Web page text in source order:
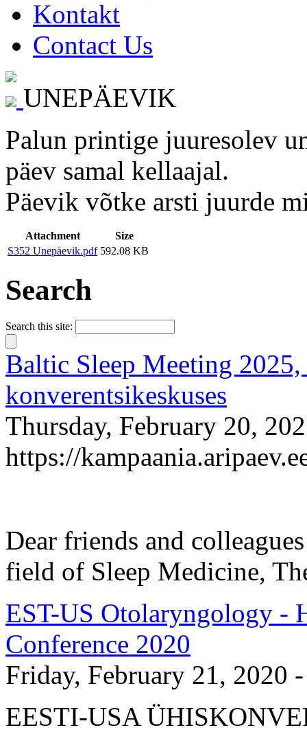
Kontakt
Contact Us
UNEPÄEVIK
Palun printige juuresolev
päev samal kellaajal.
Päevik võtke arsti juurde
Attachment
Size
S352 Unepäevik.pdf 592.08 KB
Search
Search this site:
Baltic Sleep Meeting
konverentsikeskuses
Thursday, February 20,
https://
Dear friends and
field of Sleep Medicine,
EST-US Otolaryngology -
Conference 2020
Friday, February 21, 2020
EESTI-USA